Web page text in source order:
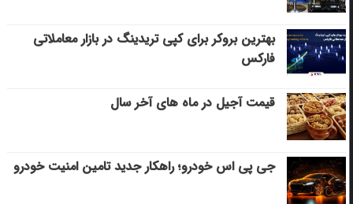
بهترین بروکر برای کپی‌ تریدینگ در بازار معاملاتی
فارکس
قیمت آجیل در ماه های آخر سال
جی پی اس خودرو؛ راهکار جدید تامین امنیت خودرو